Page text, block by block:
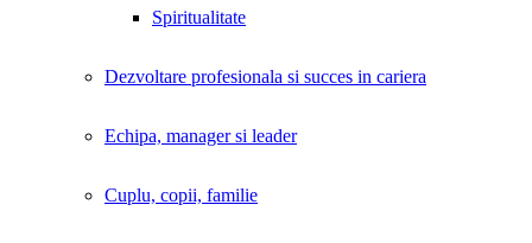
Spiritualitate
Dezvoltare profesionala si succes in cariera
Echipa, manager si leader
Cuplu, copii, familie